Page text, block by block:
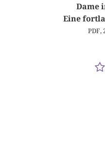
Dame
Eine
PDF,